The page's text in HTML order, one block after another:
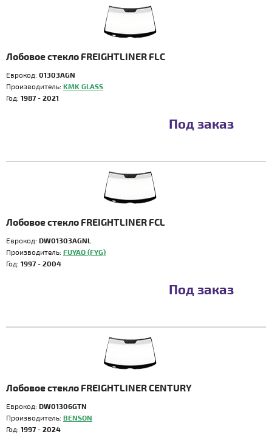
Лобовое стекло FREIGHTLINER FLC
Еврокод: 01303AGN
Производитель: KMK GLASS
Год: 1987 - 2021
Под заказ
Лобовое стекло FREIGHTLINER FCL
Еврокод: DW01303AGNL
Производитель: FUYAO (FYG)
Год: 1997 - 2004
Под заказ
Лобовое стекло FREIGHTLINER CENTURY
Еврокод: DW01306GTN
Производитель: BENSON
Год: 1997 - 2024